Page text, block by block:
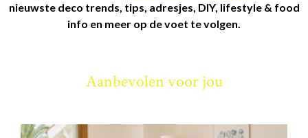
nieuwste deco trends, tips, adresjes, DIY, lifestyle & food
info en meer op de voet te volgen.
Aanbevolen voor jou